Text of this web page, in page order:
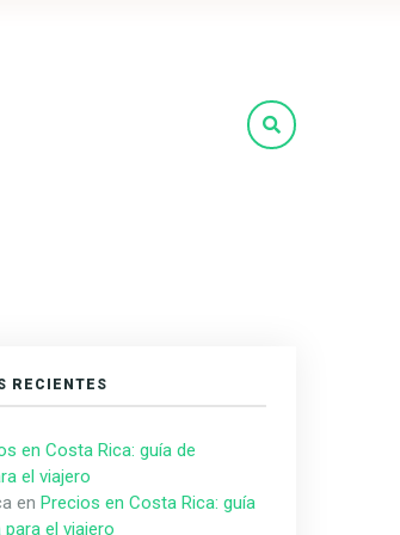
RECIENTES
en Costa Rica: guía de
el viajero
enPrecios en Costa Rica: guía
el viajero